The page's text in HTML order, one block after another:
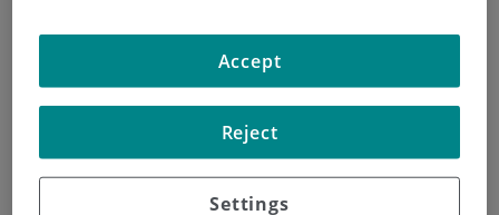
/TIROIDES/DIAGNÓSTICO
Diagnóstico
Settings
Reject
Accept